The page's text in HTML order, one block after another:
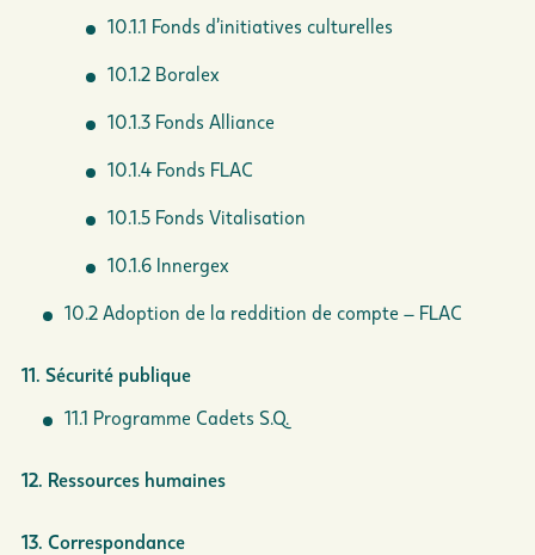
10.1.1 Fonds d’initiatives culturelles
10.1.2 Boralex
10.1.3 Fonds Alliance
10.1.4 Fonds FLAC
10.1.5 Fonds Vitalisation
10.1.6 Innergex
10.2 Adoption de la reddition de compte – FLAC
11. Sécurité publique
11.1 Programme Cadets S.Q.
12. Ressources humaines
13. Correspondance